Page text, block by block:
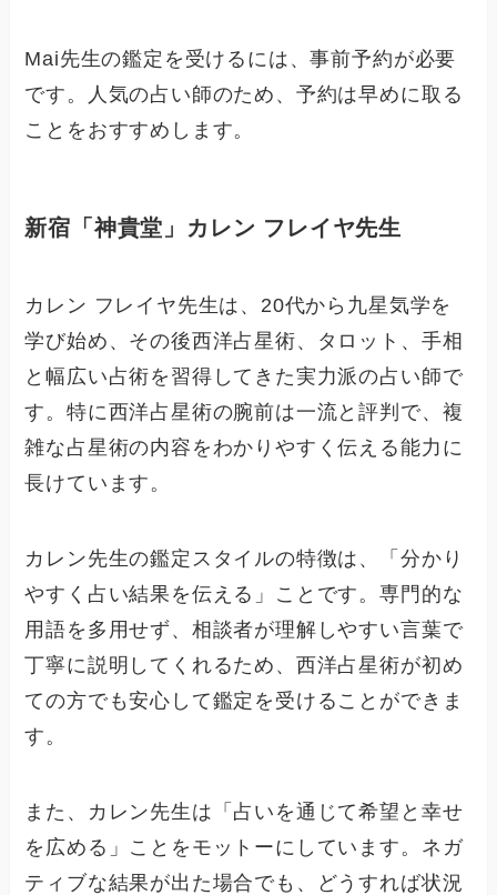
Mai先生の鑑定を受けるには、事前予約が必要
です。人気の占い師のため、予約は早めに取る
ことをおすすめします。
新宿「神貴堂」カレン フレイヤ先生
カレン フレイヤ先生は、20代から九星気学を
学び始め、その後西洋占星術、タロット、手相
と幅広い占術を習得してきた実力派の占い師で
す。特に西洋占星術の腕前は一流と評判で、複
雑な占星術の内容をわかりやすく伝える能力に
長けています。
カレン先生の鑑定スタイルの特徴は、「分かり
やすく占い結果を伝える」ことです。専門的な
用語を多用せず、相談者が理解しやすい言葉で
丁寧に説明してくれるため、西洋占星術が初め
ての方でも安心して鑑定を受けることができま
す。
また、カレン先生は「占いを通じて希望と幸せ
を広める」ことをモットーにしています。ネガ
ティブな結果が出た場合でも、どうすれば状況